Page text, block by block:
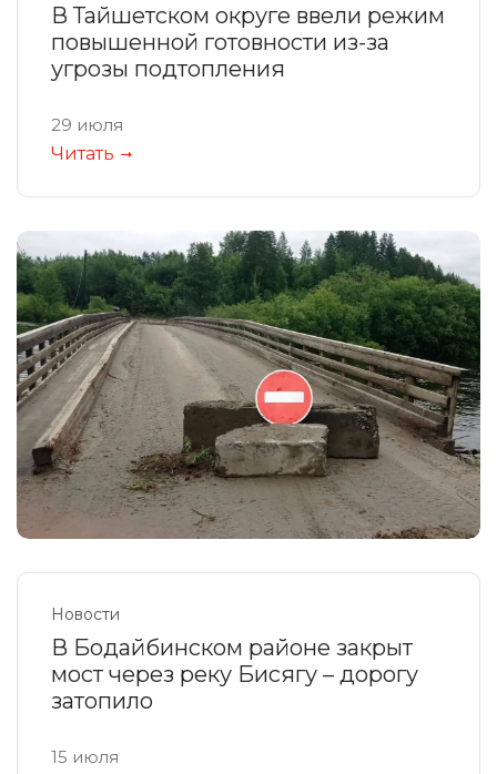
В Тайшетском округе ввели режим
повышенной готовности из-за
угрозы подтопления
29 июля
Читать
Новости
В Бодайбинском районе закрыт
мост через реку Бисягу – дорогу
затопило
15 июля